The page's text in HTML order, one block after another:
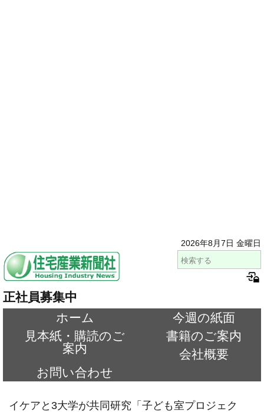
2026年8月7日 金曜日
正社員募集中
ホーム
今週の紙面
見本紙・購読のご
案内
書籍のご案内
会社概要
お問い合わせ
イケアと3大学が共同研究「子ども室プロジェク